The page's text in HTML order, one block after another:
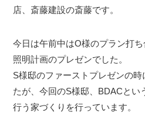
店、斎藤建設の斎藤です。
今日は午前中はO様のプラン打
照明計画のプレゼンでした。
S様邸のファーストプレゼンの
たが、今回のS様邸、BDACとい
行う家づくりを行っています。